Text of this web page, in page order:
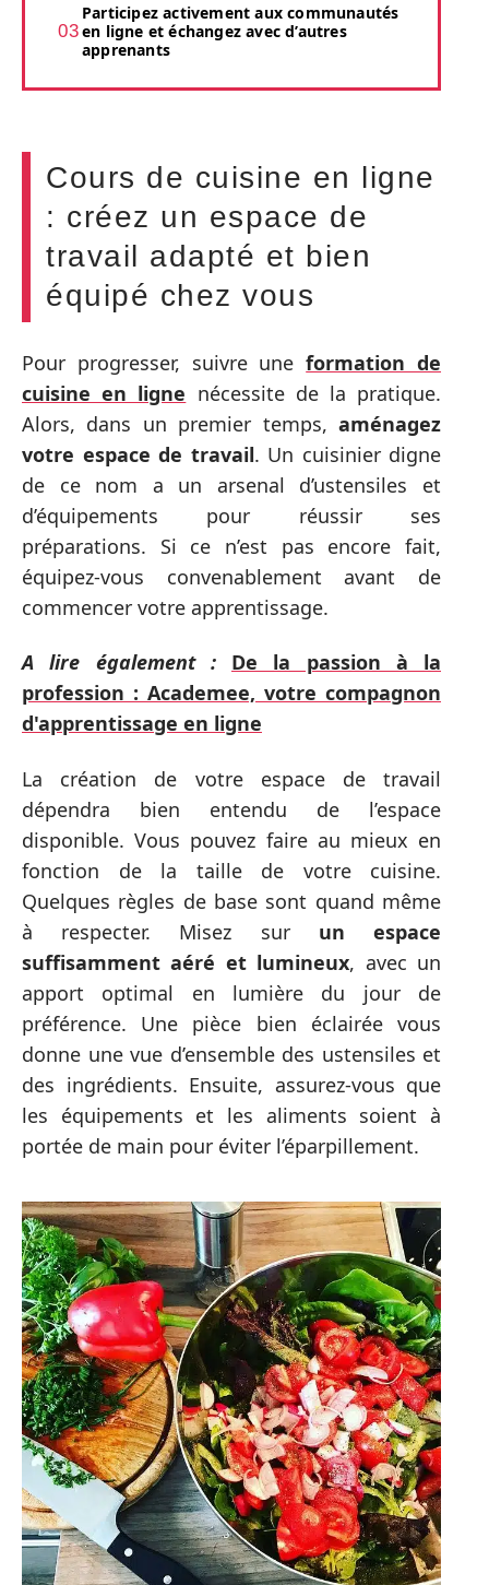
Participez activement aux communautés
en ligne et échangez avec d’autres
apprenants
Cours de cuisine en ligne
: créez un espace de
travail adapté et bien
équipé chez vous
Pour progresser, suivre uneformation de
cuisine en ligne nécessite de la pratique.
Alors, dans un premier temps, aménagez
votre espace de travail. Un cuisinier digne
de ce nom a un arsenal d’ustensiles et
d’équipements pour réussir ses
préparations. Si ce n’est pas encore fait,
équipez-vous convenablement avant de
commencer votre apprentissage.
A lire également :
De la passion à la
profession : Academee, votre compagnon
d'apprentissage en ligne
La création de votre espace de travail
dépendra bien entendu de l’espace
disponible. Vous pouvez faire au mieux en
fonction de la taille de votre cuisine.
Quelques règles de base sont quand même
à respecter. Misez sur un espace
suffisamment aéré et lumineux, avec un
apport optimal en lumière du jour de
préférence. Une pièce bien éclairée vous
donne une vue d’ensemble des ustensiles et
des ingrédients. Ensuite, assurez-vous que
les équipements et les aliments soient à
portée de main pour éviter l’éparpillement.